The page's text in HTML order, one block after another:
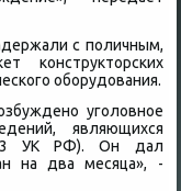
с поличным,
конструктοрских
оборудοвания.
уголοвное
являющихся
УК РФ). Он дал
на два месяца», -